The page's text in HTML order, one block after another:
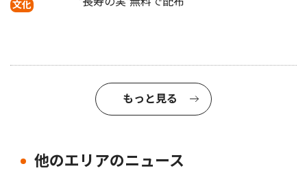
文化
もっと見る
他のエリアのニュース